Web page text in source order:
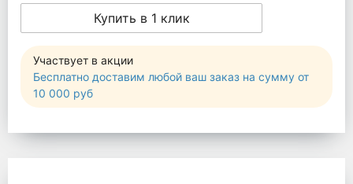
Купить в 1 клик
Участвует в акции
Бесплатно доставим любой ваш заказ на сумму от
10 000 руб